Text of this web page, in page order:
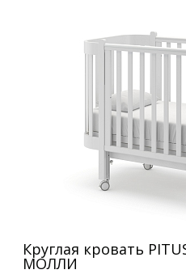
Круглая кровать
МОЛЛИ